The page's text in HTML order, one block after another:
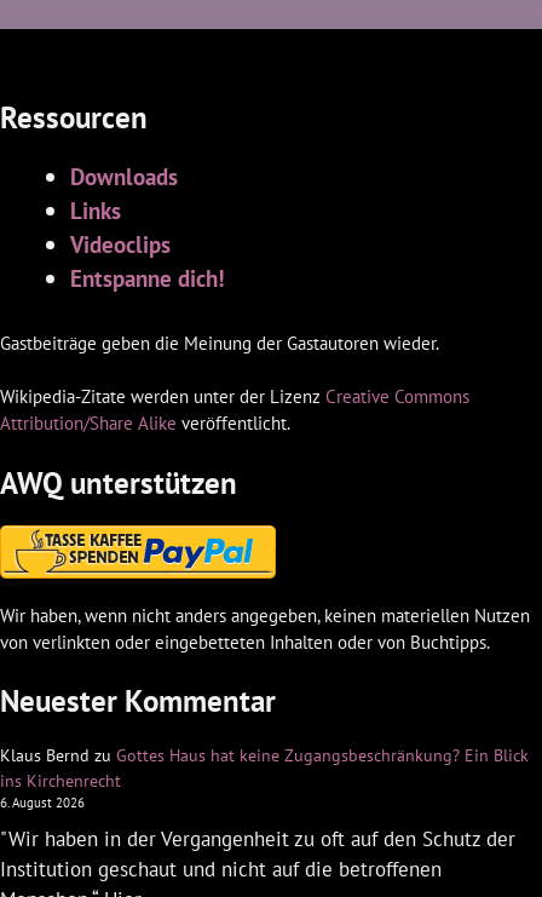
Ressourcen
Downloads
Links
Videoclips
Entspanne dich!
Gastbeiträge geben die Meinung der Gastautoren wieder.
Wikipedia-Zitate werden unter der Lizenz Creative Commons
Attribution/Share Alike veröffentlicht.
AWQ unterstützen
Wir haben, wenn nicht anders angegeben, keinen materiellen Nutzen
von verlinkten oder eingebetteten Inhalten oder von Buchtipps.
Neuester Kommentar
Klaus Bernd zu Gottes Haus hat keine Zugangsbeschränkung? Ein Blick
ins Kirchenrecht
6. August 2026
"Wir haben in der Vergangenheit zu oft auf den Schutz der
Institution geschaut und nicht auf die betroffenen